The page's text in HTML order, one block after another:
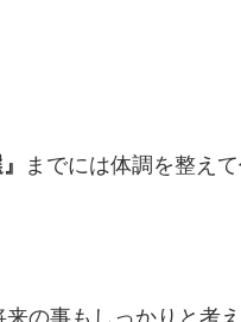
までには体調を整え